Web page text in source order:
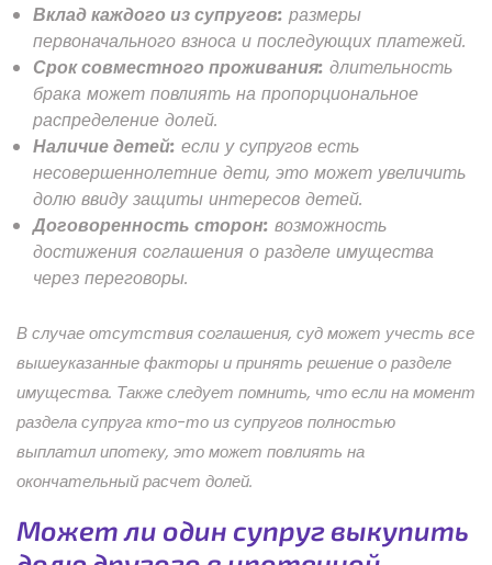
Вклад каждого из супругов: размеры
первоначального взноса и последующих платежей.
Срок совместного проживания: длительность
брака может повлиять на пропорциональное
распределение долей.
Наличие детей: если у супругов есть
несовершеннолетние дети, это может увеличить
долю ввиду защиты интересов детей.
Договоренность сторон: возможность
достижения соглашения о разделе имущества
через переговоры.
В случае отсутствия соглашения, суд может учесть все
вышеуказанные факторы и принять решение о разделе
имущества. Также следует помнить, что если на момент
раздела супруга кто-то из супругов полностью
выплатил ипотеку, это может повлиять на
окончательный расчет долей.
Может ли один супруг выкупить